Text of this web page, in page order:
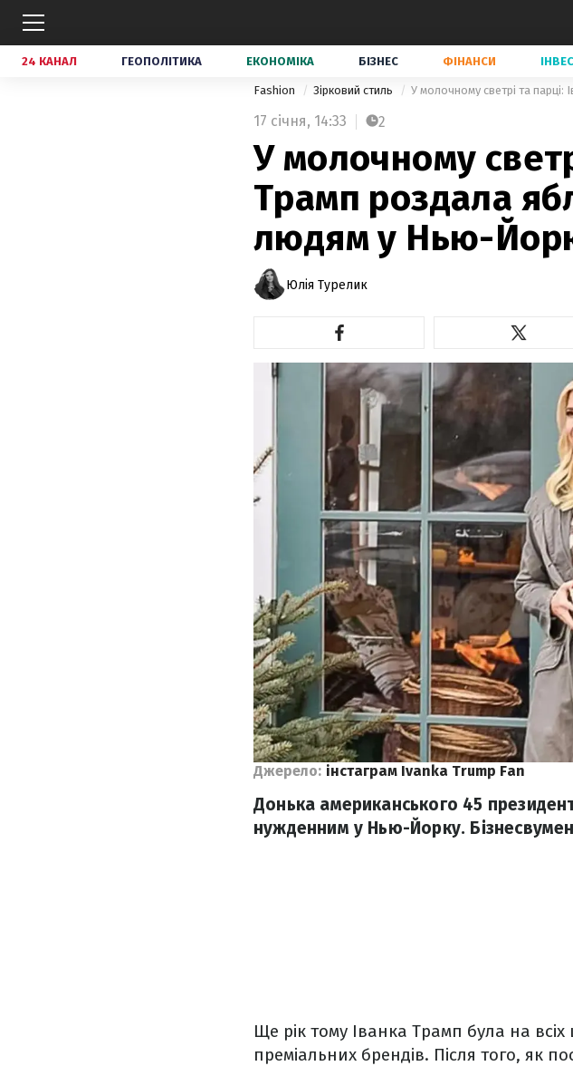
24 КАНАЛ ГЕОПОЛІТИКА ЕКОНОМІКА БІЗНЕС ФІНАНСИ
Fashion Зірковий стиль У молочному светрі та
17 січня, 14:33 2
У молочному
Трамп роздала
людям у Нью-
Юлія Турелик
Джерело: інстаграм Ivanka Trump Fan
Донька американського 45
нужденним у Нью-Йорку.
Ще рік тому Іванка Трамп була на
преміальних брендів. Після того, як